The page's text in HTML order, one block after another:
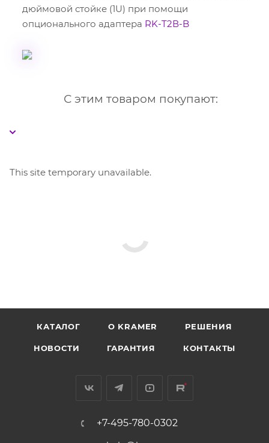
дюймовой стойке (1U) при помощи
опционального адаптера RK-T2В-B
С этим товаром покупают:
This site temporary unavailable.
КАТАЛОГ O KRAMER РЕШЕНИЯ
НОВОСТИ ГАРАНТИЯ КОНТАКТЫ
+7-495-780-0302